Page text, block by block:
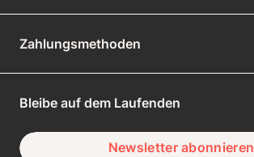
Zahlungsmethoden
Bleibe auf dem Laufenden
Newsletter abonnieren